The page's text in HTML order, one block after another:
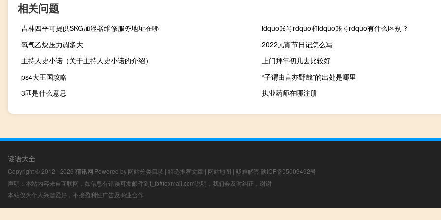
相关问题
吉林四平可提供SKG加湿器维修服务地址在哪
ldquo账号rdquo和ldquo账号rdquo有什么区别？
氧气乙炔压力调多大
2022元宵节日记怎么写
主持人史小诺（关于主持人史小诺的介绍）
上门拜年初几去比较好
ps4大王国攻略
“子谓由言亦野哉”的出处是哪里
3匹是什么意思
执业药师在哪注册
谜语大全
Copyright © 2012 - 2026 猜讯网 Powered by 网站分类目录 | 精选推荐文章 | 网站地图 | 疑难解答 陕ICP备05009492号
声明：本站内容来自互联网，如信息有错误可发邮件到f_fb#foxmail.com说明，我们会及时纠正，谢谢
本站仅为个人兴趣爱好，不接盈利性广告及商业合作